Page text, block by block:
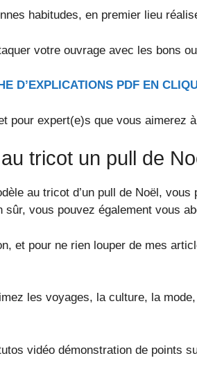
habitudes, en premier lieu
votre ouvrage avec les bons
D’EXPLICATIONS PDF EN
pour expert(e)s que vous aimerez
tricot un pull de
au tricot d’un pull de Noël,
sûr, vous pouvez également vous
et pour ne rien louper de mes
les voyages, la culture, la
vidéo démonstration de points